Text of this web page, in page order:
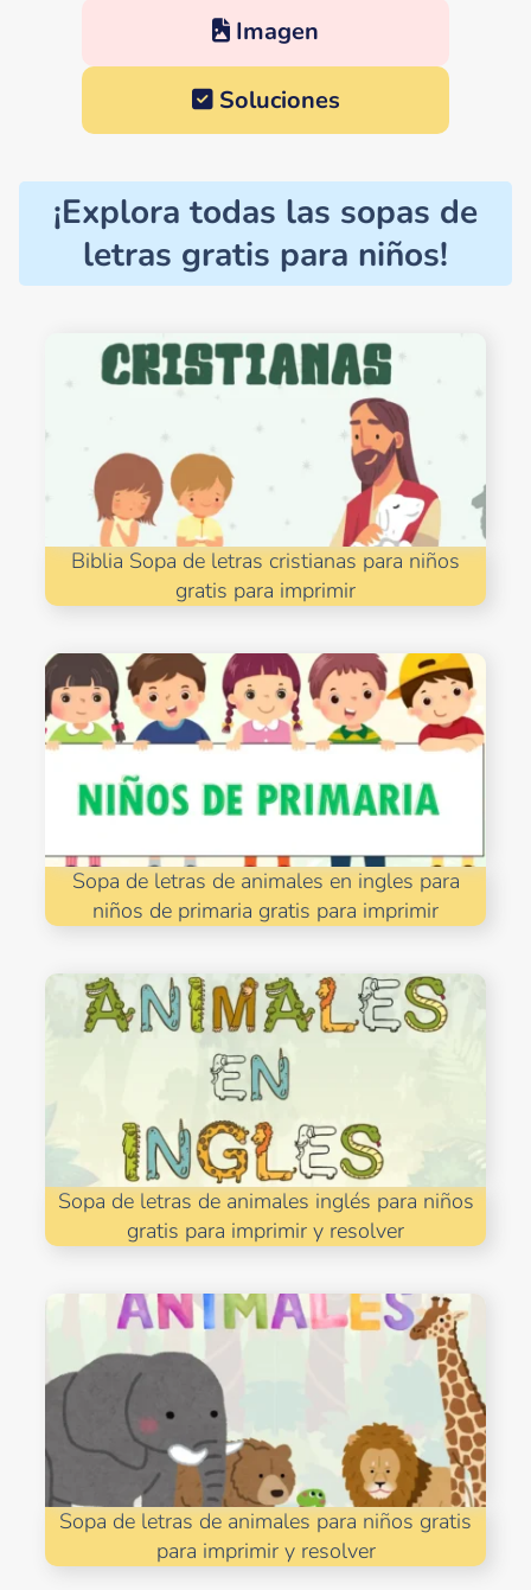
Imagen
Soluciones
¡Explora todas las sopas de
letras gratis para niños!
Biblia Sopa de letras cristianas para niños
gratis para imprimir
Sopa de letras de animales en ingles para
niños de primaria gratis para imprimir
Sopa de letras de animales inglés para niños
gratis para imprimir y resolver
Sopa de letras de animales para niños gratis
para imprimir y resolver